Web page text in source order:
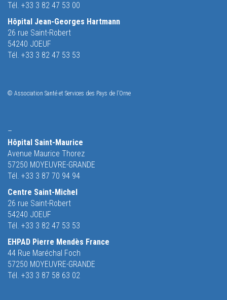
Tél. +33 3 82 47 53 00
Hôpital Jean-Georges Hartmann
26 rue Saint-Robert
54240 JOEUF
Tél. +33 3 82 47 53 53
© Association Santé et Services des Pays de l’Orne
–
Hôpital Saint-Maurice
Avenue Maurice Thorez
57250 MOYEUVRE-GRANDE
Tél. +33 3 87 70 94 94
Centre Saint-Michel
26 rue Saint-Robert
54240 JOEUF
Tél. +33 3 82 47 53 53
EHPAD Pierre Mendès France
44 Rue Maréchal Foch
57250 MOYEUVRE-GRANDE
Tél. +33 3 87 58 63 02